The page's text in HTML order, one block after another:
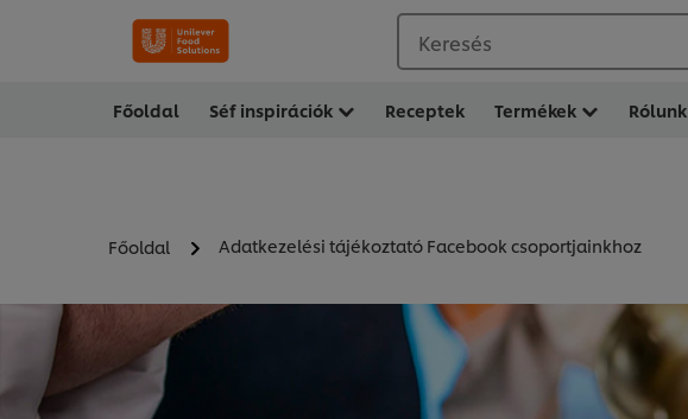
Keresés
Főoldal Séf inspirációk Receptek Termékek Rólunk
Főoldal Adatkezelési tájékoztató Facebook csoportjainkhoz